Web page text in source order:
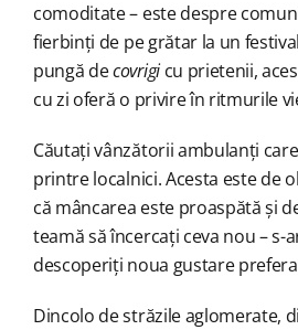
comoditate – este despre
fierbinți de pe grătar la un
pungă decovrigicu prietenii,
cu zi oferă o privire în ritmurile
Căutați vânzătorii ambulanți
printre localnici. Acesta este de
că mâncarea este proaspătă și
teamă să încercați ceva nou – s-
descoperiți noua gustare
Dincolo de străzile aglomerate,